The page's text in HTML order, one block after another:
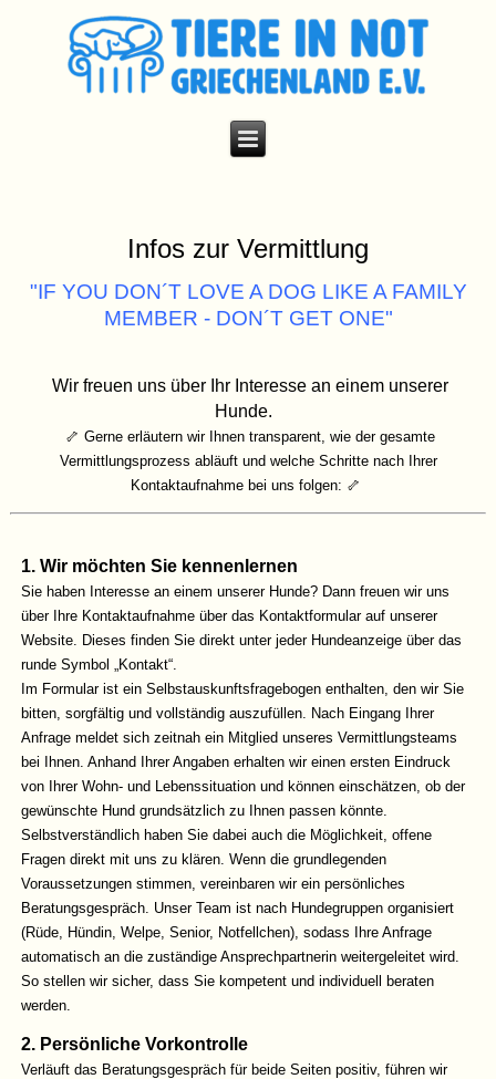
Infos zur Vermittlung
"IF YOU DON´T LOVE A DOG LIKE A FAMILY
MEMBER - DON´T GET ONE"
Wir freuen uns über Ihr Interesse an einem unserer
Hunde.
🦴 Gerne erläutern wir Ihnen transparent, wie der gesamte
Vermittlungsprozess abläuft und welche Schritte nach Ihrer
Kontaktaufnahme bei uns folgen: 🦴
1. Wir möchten Sie kennenlernen
Sie haben Interesse an einem unserer Hunde? Dann freuen wir uns
über Ihre Kontaktaufnahme über das Kontaktformular auf unserer
Website. Dieses finden Sie direkt unter jeder Hundeanzeige über das
runde Symbol „Kontakt“.
Im Formular ist ein Selbstauskunftsfragebogen enthalten, den wir Sie
bitten, sorgfältig und vollständig auszufüllen. Nach Eingang Ihrer
Anfrage meldet sich zeitnah ein Mitglied unseres Vermittlungsteams
bei Ihnen. Anhand Ihrer Angaben erhalten wir einen ersten Eindruck
von Ihrer Wohn- und Lebenssituation und können einschätzen, ob der
gewünschte Hund grundsätzlich zu Ihnen passen könnte.
Selbstverständlich haben Sie dabei auch die Möglichkeit, offene
Fragen direkt mit uns zu klären. Wenn die grundlegenden
Voraussetzungen stimmen, vereinbaren wir ein persönliches
Beratungsgespräch. Unser Team ist nach Hundegruppen organisiert
(Rüde, Hündin, Welpe, Senior, Notfellchen), sodass Ihre Anfrage
automatisch an die zuständige Ansprechpartnerin weitergeleitet wird.
So stellen wir sicher, dass Sie kompetent und individuell beraten
werden.
2. Persönliche Vorkontrolle
Verläuft das Beratungsgespräch für beide Seiten positiv, führen wir